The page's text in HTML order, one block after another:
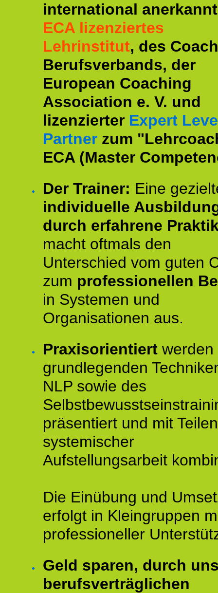
international
ECA lizenziertes
Lehrinstitut, des
Berufsverbands, der
European Coaching
Association e. V. und
lizenzierter Expert
Partner zum
ECA (Master
Der Trainer: Eine
individuelle
durch erfahrene
macht oftmals den
Unterschied vom guten
zum professionellen
in Systemen und
Organisationen aus.
Praxisorientiert werden
grundlegenden
NLP sowie des
präsentiert und mit Teilen
systemischer
Aufstellungsarbeit
Die Einübung und
erfolgt in Kleingruppen
professioneller
Geld sparen, durch
berufsverträglichen